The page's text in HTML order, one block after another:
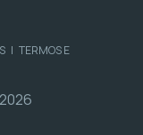
| TERMOS E